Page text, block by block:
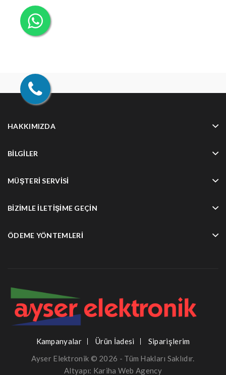
HAKKIMIZDA
BILGILER
MÜŞTERI SERVISI
BIZIMLE İLETIŞIME GEÇIN
ÖDEME YÖNTEMLERI
Kampanyalar Ürün İadesi
Siparişlerim
Ayser Elektronik © 2026 - Tüm Hakları Saklıdır.
Altyapı: Kariha Web Agency